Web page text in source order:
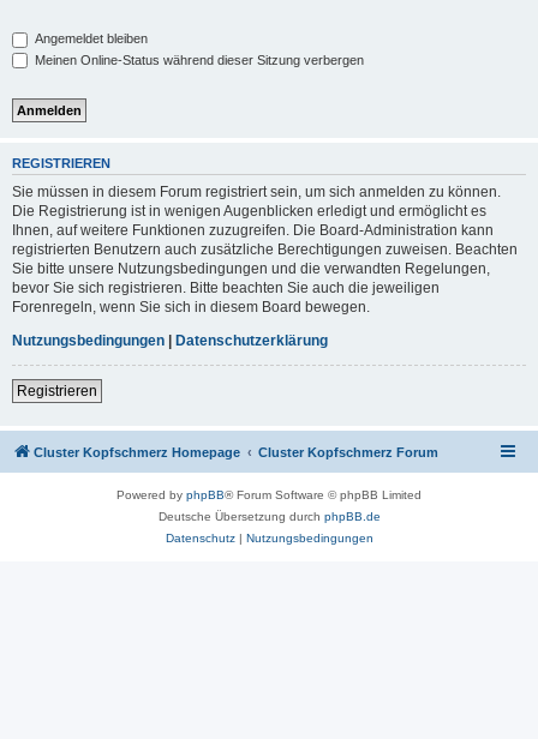
Angemeldet bleiben
Meinen Online-Status während dieser Sitzung verbergen
REGISTRIEREN
Sie müssen in diesem Forum registriert sein, um sich anmelden zu können.
Die Registrierung ist in wenigen Augenblicken erledigt und ermöglicht es
Ihnen, auf weitere Funktionen zuzugreifen. Die Board-Administration kann
registrierten Benutzern auch zusätzliche Berechtigungen zuweisen. Beachten
Sie bitte unsere Nutzungsbedingungen und die verwandten Regelungen,
bevor Sie sich registrieren. Bitte beachten Sie auch die jeweiligen
Forenregeln, wenn Sie sich in diesem Board bewegen.
Nutzungsbedingungen | Datenschutzerklärung
Registrieren
Cluster Kopfschmerz Homepage Cluster Kopfschmerz Forum
Powered by phpBB® Forum Software © phpBB Limited
Deutsche Übersetzung durch phpBB.de
Datenschutz| Nutzungsbedingungen